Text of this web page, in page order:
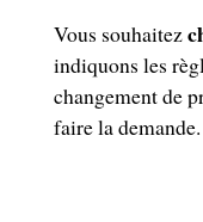
Vous souhaitez
indiquons les
changement de
faire la demande.